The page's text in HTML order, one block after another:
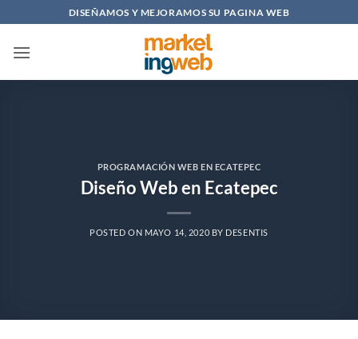
al
contenido
DISEÑAMOS Y MEJORAMOS SU PAGINA WEB
PROGRAMACIÓN WEB EN ECATEPEC
Diseño Web en Ecatepec
POSTED ON MAYO 14, 2020 BY DESENTIS